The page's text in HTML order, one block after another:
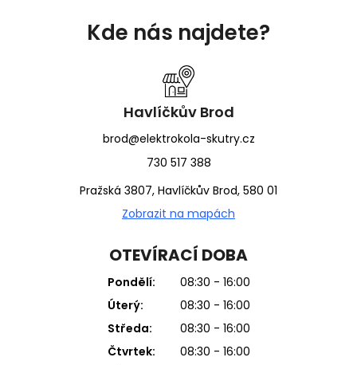
Kde nás najdete?
Havlíčkův Brod
brod@elektrokola-skutry.cz
730 517 388
Pražská 3807, Havlíčkův Brod, 580 01
Zobrazit na mapách
OTEVÍRACÍ DOBA
Pondělí:
08:30 - 16:00
Úterý:
08:30 - 16:00
Středa:
08:30 - 16:00
Čtvrtek:
08:30 - 16:00